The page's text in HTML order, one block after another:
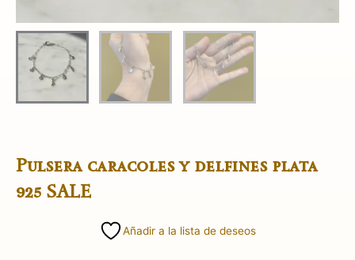
Pulsera caracoles y delfines plata
925 SALE
Añadir a la lista de deseos